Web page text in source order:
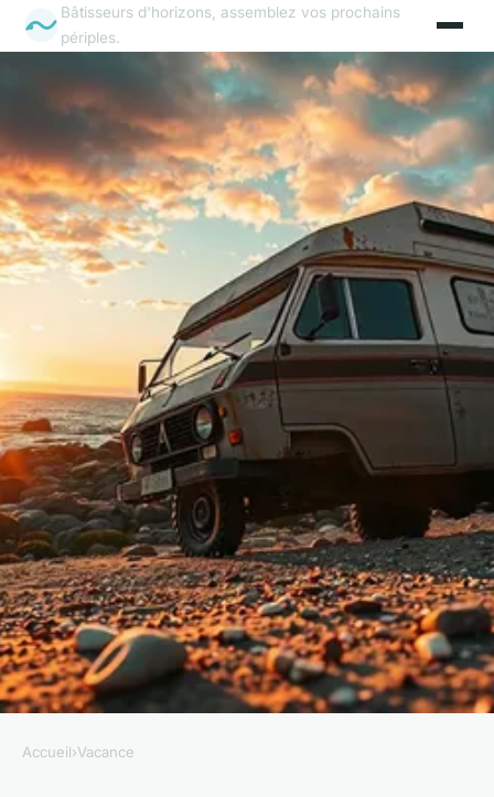
Bâtisseurs d'horizons, assemblez vos prochains
périples.
Accueil›Vacance